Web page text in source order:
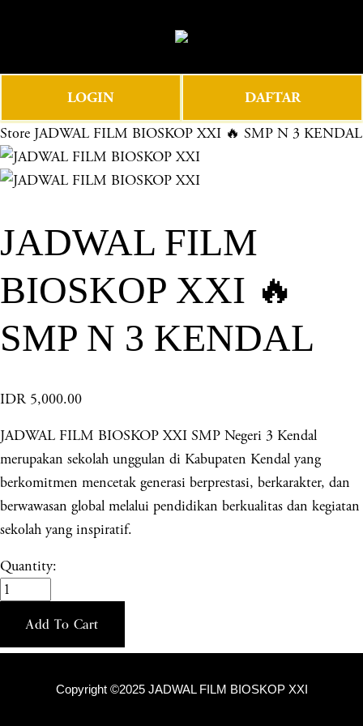
e
e
n
u
LOGIN DAFTAR
Store JADWAL FILM BIOSKOP XXI 🔥 SMP N 3 KENDAL
JADWAL FILM
BIOSKOP XXI 🔥
SMP N 3 KENDAL
IDR 5,000.00
JADWAL FILM BIOSKOP XXI SMP Negeri 3 Kendal
merupakan sekolah unggulan di Kabupaten Kendal yang
berkomitmen mencetak generasi berprestasi, berkarakter, dan
berwawasan global melalui pendidikan berkualitas dan kegiatan
sekolah yang inspiratif.
Quantity:
Add To Cart
Copyright ©2025 JADWAL FILM BIOSKOP XXI